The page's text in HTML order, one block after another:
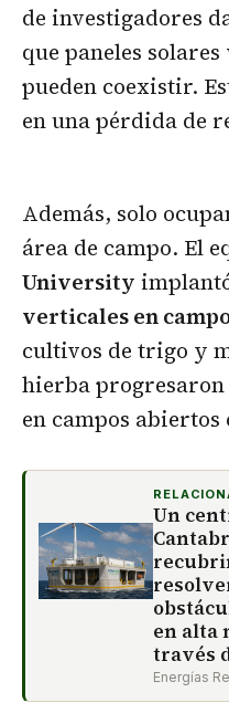
de investigadores
que paneles
pueden coexistir.
en una pérdida de
Además, solo
área de campo. El
University
verticales en
cultivos de trigo y
hierba
en campos abiertos
Un
en alta
través
Energías